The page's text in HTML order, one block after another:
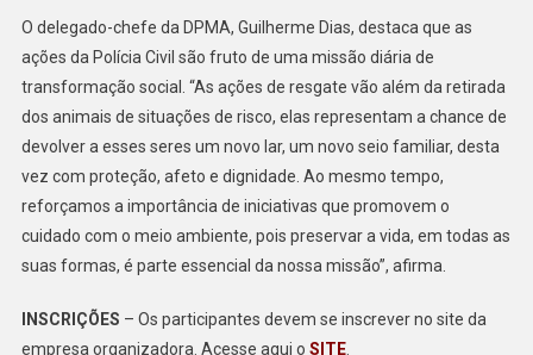
O delegado-chefe da DPMA, Guilherme Dias, destaca que as
ações da Polícia Civil são fruto de uma missão diária de
transformação social. “As ações de resgate vão além da retirada
dos animais de situações de risco, elas representam a chance de
devolver a esses seres um novo lar, um novo seio familiar, desta
vez com proteção, afeto e dignidade. Ao mesmo tempo,
reforçamos a importância de iniciativas que promovem o
cuidado com o meio ambiente, pois preservar a vida, em todas as
suas formas, é parte essencial da nossa missão”, afirma.
INSCRIÇÕES – Os participantes devem se inscrever no site da
empresa organizadora. Acesse aqui o SITE.